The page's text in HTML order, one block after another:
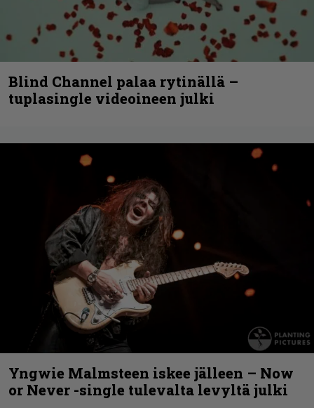
Blind Channel palaa rytinällä –
tuplasingle videoineen julki
Yngwie Malmsteen iskee jälleen – Now
or Never -single tulevalta levyltä julki